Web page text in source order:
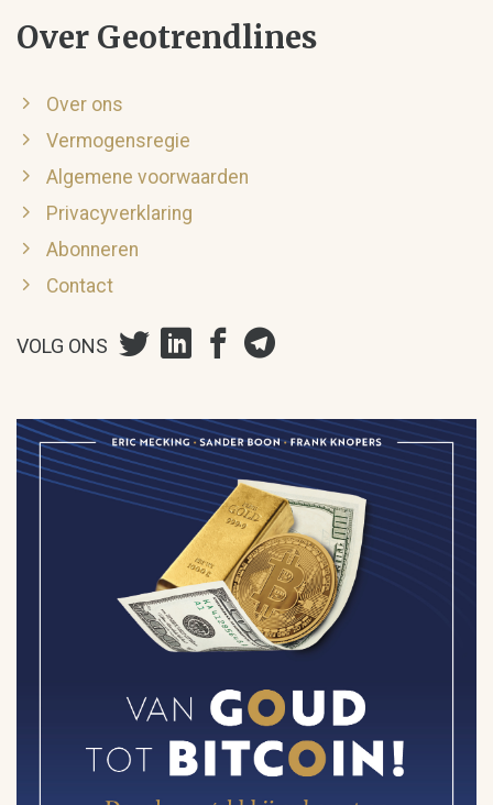
Over Geotrendlines
Over ons
Vermogensregie
Algemene voorwaarden
Privacyverklaring
Abonneren
Contact
VOLG ONS